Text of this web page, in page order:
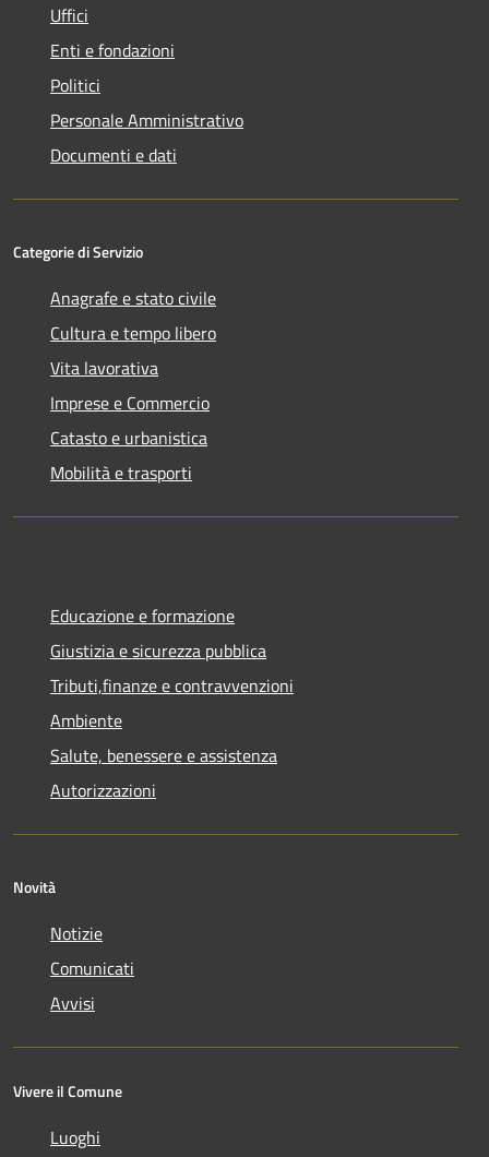
Uffici
Enti e fondazioni
Politici
Personale Amministrativo
Documenti e dati
Categorie di Servizio
Anagrafe e stato civile
Cultura e tempo libero
Vita lavorativa
Imprese e Commercio
Catasto e urbanistica
Mobilità e trasporti
Educazione e formazione
Giustizia e sicurezza pubblica
Tributi,finanze e contravvenzioni
Ambiente
Salute, benessere e assistenza
Autorizzazioni
Novità
Notizie
Comunicati
Avvisi
Vivere il Comune
Luoghi